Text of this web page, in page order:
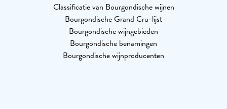
Classificatie van Bourgondische wijnen
Bourgondische Grand Cru-lijst
Bourgondische wijngebieden
Bourgondische benamingen
Bourgondische wijnproducenten